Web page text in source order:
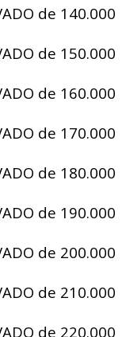
de 140.000
de 150.000
de 160.000
de 170.000
de 180.000
de 190.000
de 200.000
de 210.000
de 220.000